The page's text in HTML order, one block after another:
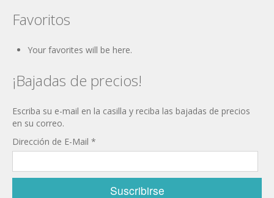
Favoritos
Your favorites will be here.
¡Bajadas de precios!
Escriba su e-mail en la casilla y reciba las bajadas de precios
en su correo.
Dirección de E-Mail *